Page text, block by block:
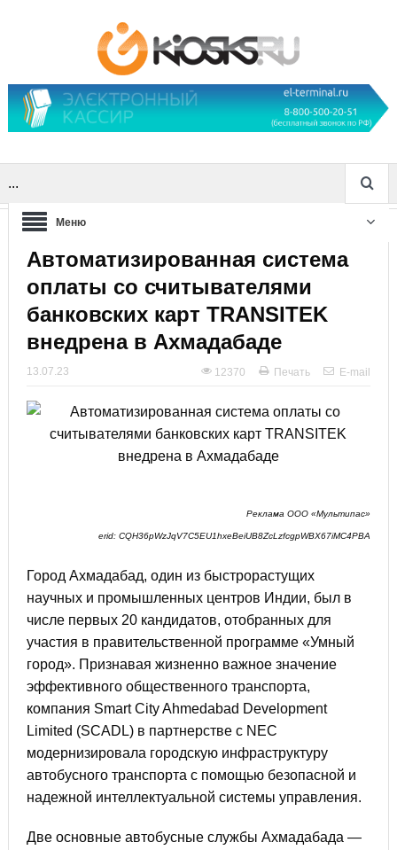
...
Меню
Автоматизированная система
оплаты со считывателями
банковских карт TRANSITEK
внедрена в Ахмадабаде
13.07.23 12370 Печать E-mail
Реклама ООО «Мультипас»
erid: CQH36pWzJqV7C5EU1hxeBeiUB8ZcLzfcgpWBX67iMC4PBA
Город Ахмадабад, один из быстрорастущих
научных и промышленных центров Индии, был в
числе первых 20 кандидатов, отобранных для
участия в правительственной программе «Умный
город». Признавая жизненно важное значение
эффективного общественного транспорта,
компания Smart City Ahmedabad Development
Limited (SCADL) в партнерстве с NEC
модернизировала городскую инфраструктуру
автобусного транспорта с помощью безопасной и
надежной интеллектуальной системы управления.
Две основные автобусные службы Ахмадабада —